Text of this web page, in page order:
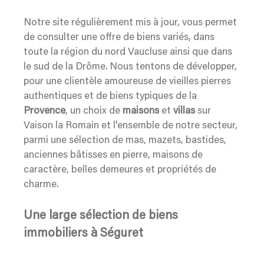
Notre site régulièrement mis à jour, vous permet
de consulter une offre de biens variés, dans
toute la région du nord Vaucluse ainsi que dans
le sud de la Drôme. Nous tentons de développer,
pour une clientèle amoureuse de vieilles pierres
authentiques et de biens typiques de la
Provence, un choix de maisons et villas sur
Vaison la Romain et l'ensemble de notre secteur,
parmi une sélection de mas, mazets, bastides,
anciennes bâtisses en pierre, maisons de
caractère, belles demeures et propriétés de
charme.
Une large sélection de biens
immobiliers à Séguret